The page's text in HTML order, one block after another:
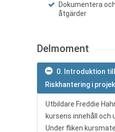
Dokumentera
åtgärder
Delmoment
0. Introduktion
Riskhantering i
Utbildare Freddie
kursens innehåll och
Under fliken